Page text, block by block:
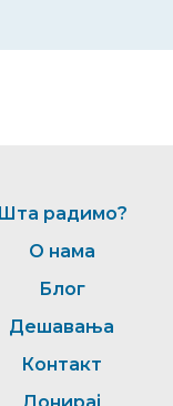
Шта радимо?
О нама
Блог
Дешавања
Контакт